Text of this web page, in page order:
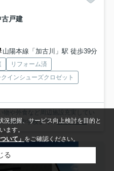
戸建
山陽本線「加古川」駅 徒歩39分
リフォーム済
インシューズクロゼット
や外食など周辺施設充実してい
、神吉中学校まで...もっと見る
況把握、サービス向上検討を目的と
ます。
いて」 をご確認ください。
る